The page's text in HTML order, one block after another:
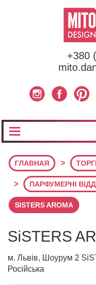
+380
ГЛАВНАЯ >
> ПАРФУМЕРНІ
SISTERS AROMA
SiSTERS
м. Львів, Шоурум 2
Російська